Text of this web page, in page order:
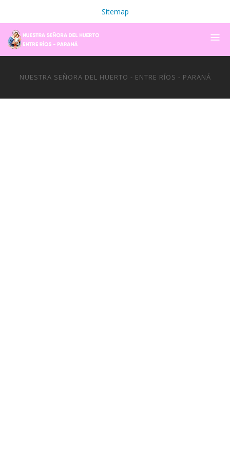
Sitemap
NUESTRA SEÑORA DEL HUERTO - ENTRE RÍOS - PARANÁ